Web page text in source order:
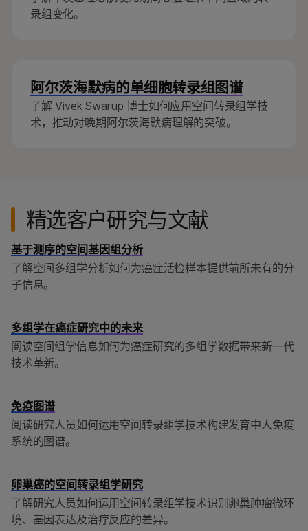
录组变化。
阿尔茨海默病的单细胞转录组图谱
了解 Vivek Swarup 博士如何应用空间转录组学技
术，推动对晚期阿尔茨海默病理解的突破。
精选客户研究与文献
基于测序的空间基因组分析
了解空间多组学分析如何为癌症活检样本提供前所未有的分
子信息。
多组学在癌症研究中的未来
阅读空间组学信息如何为癌症研究的多组学数据带来新一代
技术革新。
免疫图谱
阅读研究人员如何运用空间转录组学技术构建发育中人免疫
系统的图谱。
卵巢癌的空间转录组学研究
了解研究人员如何运用空间转录组学技术识别卵巢肿瘤微环
境、基因表达及治疗反应的差异。